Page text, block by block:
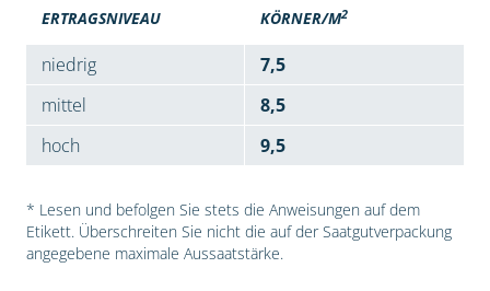
ERTRAGSNIVEAU KÖRNER/M2
niedrig
7,5
mittel
8,5
hoch
9,5
* Lesen und befolgen Sie stets die Anweisungen auf dem
Etikett. Überschreiten Sie nicht die auf der Saatgutverpackung
angegebene maximale Aussaatstärke.